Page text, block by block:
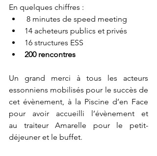
En quelques chiffres :
8 minutes de speed meeting
14 acheteurs publics et privés
16 structures ESS
200 rencontres
Un grand merci à tous les acteurs
essonniens mobilisés pour le succès de
cet évènement, à la Piscine d’en Face
pour avoir accueilli l’évènement et
au traiteur Amarelle pour le petit-
déjeuner et le buffet.